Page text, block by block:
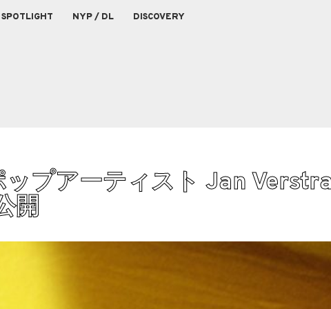
SPOTLIGHT NYP / DL DISCOVERY
プアーティスト Jan
開